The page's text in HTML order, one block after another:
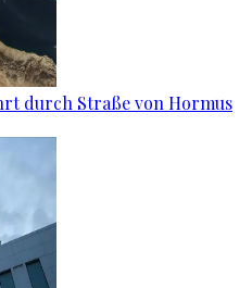
durch Straße von Hormus